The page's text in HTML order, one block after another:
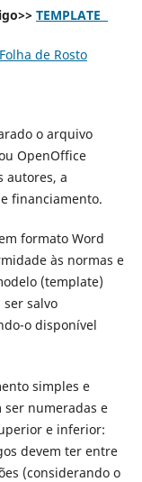
TEMPLATE
Folha de Rosto
o arquivo
OpenOffice
autores, a
financiamento.
formato Word
às normas e
(template)
salvo
o disponível
simples e
ser numeradas e
e inferior:
devem ter entre
(considerando o